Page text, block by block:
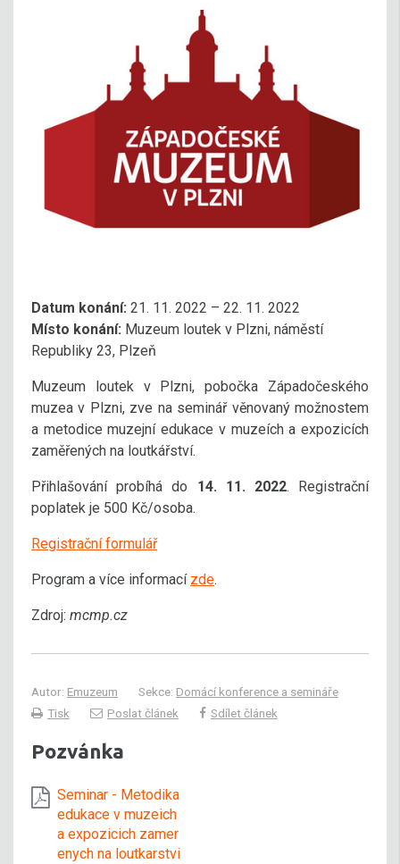
Datum konání: 21. 11. 2022 – 22. 11. 2022
Místo konání: Muzeum loutek v Plzni, náměstí
Republiky 23, Plzeň
Muzeum loutek v Plzni, pobočka Západočeského
muzea v Plzni, zve na seminář věnovaný možnostem
a metodice muzejní edukace v muzeích a expozicích
zaměřených na loutkářství.
Přihlašování probíhá do 14. 11. 2022. Registrační
poplatek je 500 Kč/osoba.
Registrační formulář
Program a více informací zde.
Zdroj: mcmp.cz
Autor: Emuzeum Sekce: Domácí konference a semináře
Tisk
Poslat článek Sdílet článek
Pozvánka
Seminar - Metodika
edukace v muzeich
a expozicich zamer
enych na loutkarstvi